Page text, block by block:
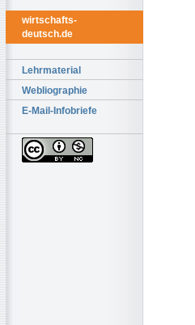
wirtschafts-
deutsch.de
Lehrmaterial
Webliographie
E-Mail-Infobriefe